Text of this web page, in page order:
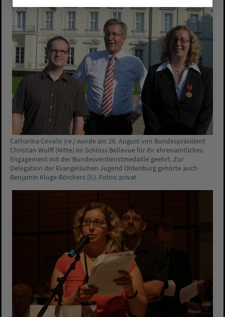
Catharina Covolo (re.) wurde am 26. August von Bundespräsident
Christian Wulff (Mitte) im Schloss Bellevue für ihr ehrenamtliches
Engagement mit der Bundesverdienstmedaille geehrt. Zur
Delegation der Evangelischen Jugend Oldenburg gehörte auch
Benjamin Kluge-Börchers (li.). Fotos: privat